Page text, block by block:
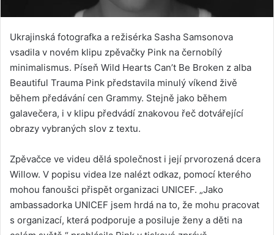
Ukrajinská fotografka a režisérka Sasha Samsonova
vsadila v novém klipu zpěvačky Pink na černobílý
minimalismus. Píseň Wild Hearts Can’t Be Broken z alba
Beautiful Trauma Pink představila minulý víkend živě
během předávání cen Grammy. Stejně jako během
galavečera, i v klipu předvádí znakovou řeč dotvářející
obrazy vybraných slov z textu.
Zpěvačce ve videu dělá společnost i její prvorozená dcera
Willow. V popisu videa lze nalézt odkaz, pomocí kterého
mohou fanoušci přispět organizaci UNICEF. „Jako
ambassadorka UNICEF jsem hrdá na to, že mohu pracovat
s organizací, která podporuje a posiluje ženy a děti na